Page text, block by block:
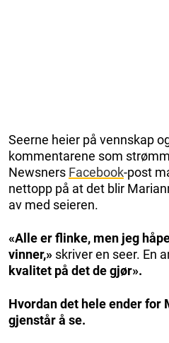
Seerne heier på vennskap
kommentarene som
Newsners Facebook-post
nettopp på at det blir
av med seieren.
«Alle er flinke, men jeg
vinner,» skriver en seer. En
kvalitet på det de gjør».
Hvordan det hele ender for
gjenstår å se.